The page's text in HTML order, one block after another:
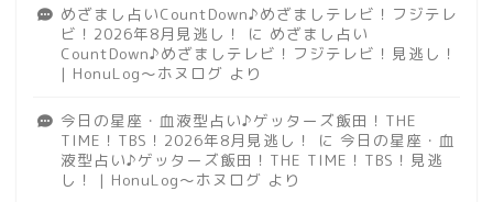
めざまし占いCountDown♪めざましテレビ！フジテレ
ビ！2026年8月見逃し！
に めざまし占い
CountDown♪めざましテレビ！フジテレビ！見逃し！
| HonuLog～ホヌログ より
今日の星座・血液型占い♪ゲッターズ飯田！THE
TIME！TBS！2026年8月見逃し！
に 今日の星座・血
液型占い♪ゲッターズ飯田！THE TIME！TBS！見逃
し！ | HonuLog～ホヌログ より